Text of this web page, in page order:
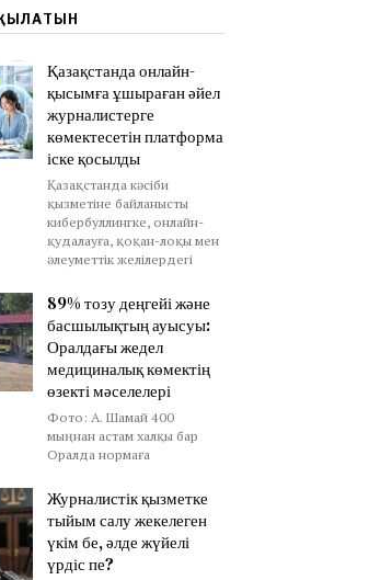
Қазақстанда онлайн-
қысымға ұшыраған әйел
журналистерге
көмектесетін платформа
іске қосылды
Қазақстанда кәсіби
қызметіне байланысты
кибербуллингке, онлайн-
қудалауға, қоқан-лоқы мен
әлеуметтік желілердегі
89% тозу деңгейі және
басшылықтың ауысуы:
Оралдағы жедел
медициналық көмектің
өзекті мәселелері
Фото: А. Шамай 400
мыңнан астам халқы бар
Оралда нормаға
Журналистік қызметке
тыйым салу жекелеген
үкім бе, әлде жүйелі
үрдіс пе?